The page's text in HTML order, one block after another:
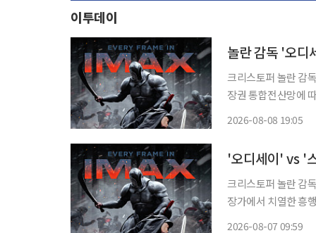
이투데이
놀란 감독 '오
크리스토퍼 놀란 감독의 ‘오디
장권 통합전산망에
2026-08-08 19:05
'오디세이' vs '
크리스토퍼 놀란 감
장가에서 치열한 흥행 경쟁을 이어가고
2026-08-07 09:59